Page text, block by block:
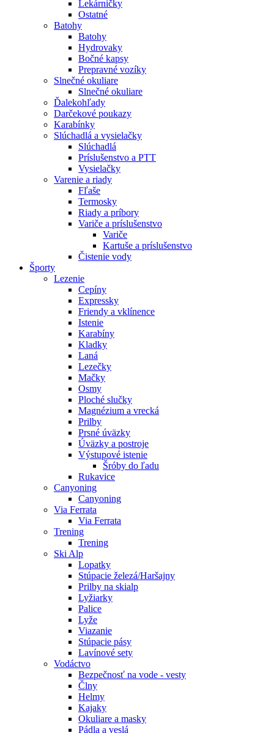
Lekárničky
Ostatné
Batohy
Batohy
Hydrovaky
Bočné kapsy
Prepravné vozíky
Slnečné okuliare
Slnečné okuliare
Ďalekohľady
Darčekové poukazy
Karabínky
Slúchadlá a vysielačky
Slúchadlá
Príslušenstvo a PTT
Vysielačky
Varenie a riady
Fľaše
Termosky
Riady a príbory
Variče a príslušenstvo
Variče
Kartuše a príslušenstvo
Čistenie vody
Športy
Lezenie
Cepíny
Expressky
Friendy a vklínence
Istenie
Karabíny
Kladky
Laná
Lezečky
Mačky
Osmy
Ploché slučky
Magnézium a vrecká
Prilby
Prsné úväzky
Úväzky a postroje
Výstupové istenie
Šróby do ľadu
Rukavice
Canyoning
Canyoning
Via Ferrata
Via Ferrata
Trening
Trening
Ski Alp
Lopatky
Stúpacie železá/Haršajny
Prilby na skialp
Lyžiarky
Palice
Lyže
Viazanie
Stúpacie pásy
Lavínové sety
Vodáctvo
Bezpečnosť na vode - vesty
Člny
Helmy
Kajaky
Okuliare a masky
Pádla a veslá